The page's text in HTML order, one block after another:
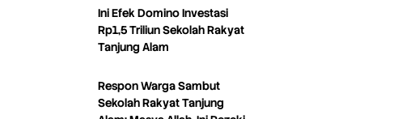
Ini Efek Domino Investasi
Rp1,5 Triliun Sekolah Rakyat
Tanjung Alam
Respon Warga Sambut
Sekolah Rakyat Tanjung